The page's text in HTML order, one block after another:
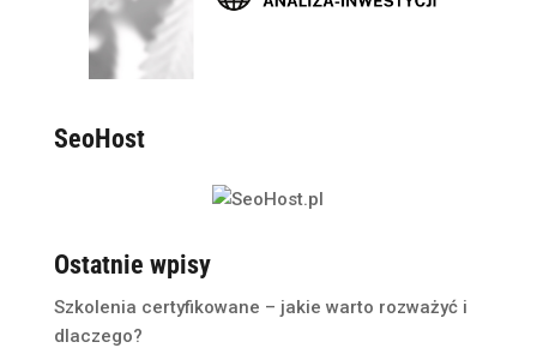
SeoHost
Ostatnie wpisy
Szkolenia certyfikowane – jakie warto rozważyć i
dlaczego?